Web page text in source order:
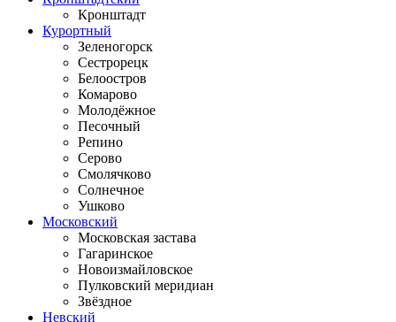
Кронштадт
Курортный
Зеленогорск
Сестрорецк
Белоостров
Комарово
Молодёжное
Песочный
Репино
Серово
Смолячково
Солнечное
Ушково
Московский
Московская застава
Гагаринское
Новоизмайловское
Пулковский меридиан
Звёздное
Невский